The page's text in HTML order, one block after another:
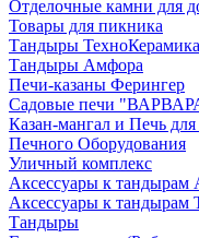
Отделочные камни для
Товары для пикника
Тандыры ТехноКерамика
Тандыры Амфора
Печи-казаны Ферингер
Садовые печи
Казан-мангал и Печь
Печного Оборудования
Уличный комплекс
Аксессуары к тандырам
Аксессуары к тандырам
Тандыры